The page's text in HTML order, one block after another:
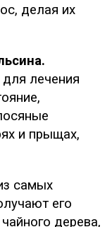
делая их
лечения
и прыщах,
самых
его
дерева,